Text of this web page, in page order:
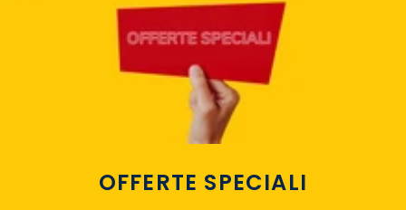
OFFERTE SPECIALI